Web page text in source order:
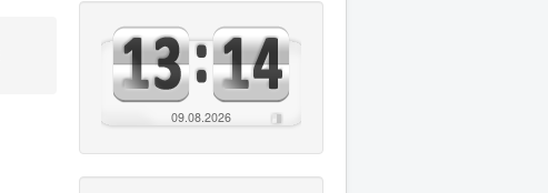
09.08.2026